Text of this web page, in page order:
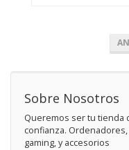
Sobre Nosotros
Queremos ser tu tienda
confianza.
gaming, y accesorios